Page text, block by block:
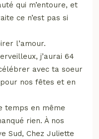
qui m’entoure, et
ce n’est pas si
l’amour.
j’aurai 64
avec ta soeur
nos fêtes et en
temps en même
rien. À nos
Sud, Chez Juliette